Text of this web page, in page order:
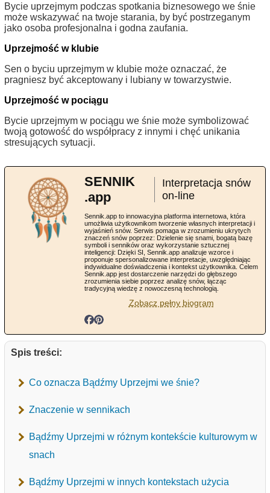
Bycie uprzejmym podczas spotkania biznesowego we śnie
może wskazywać na twoje starania, by być postrzeganym
jako osoba profesjonalna i godna zaufania.
Uprzejmość w klubie
Sen o byciu uprzejmym w klubie może oznaczać, że
pragniesz być akceptowany i lubiany w towarzystwie.
Uprzejmość w pociągu
Bycie uprzejmym w pociągu we śnie może symbolizować
twoją gotowość do współpracy z innymi i chęć unikania
stresujących sytuacji.
SENNIK
.app
Interpretacja snów
on-line
Sennik.app to innowacyjna platforma internetowa, która
umożliwia użytkownikom tworzenie własnych interpretacji i
wyjaśnień snów. Serwis pomaga w zrozumieniu ukrytych
znaczeń snów poprzez: Dzielenie się snami, bogatą bazę
symboli i senników oraz wykorzystanie sztucznej
inteligencji: Dzięki SI, Sennik.app analizuje wzorce i
proponuje spersonalizowane interpretacje, uwzględniając
indywidualne doświadczenia i kontekst użytkownika. Celem
Sennik.app jest dostarczenie narzędzi do głębszego
zrozumienia siebie poprzez analizę snów, łącząc
tradycyjną wiedzę z nowoczesną technologią.
Zobacz pełny biogram
Spis treści:
Co oznacza Bądźmy Uprzejmi we śnie?
Znaczenie w sennikach
Bądźmy Uprzejmi w różnym kontekście kulturowym w
snach
Bądźmy Uprzejmi w innych kontekstach użycia